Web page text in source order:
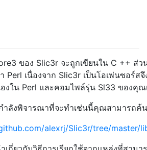
ของ Slic3r จะถูกเขียนใน C ++ ส่
Perl เนื่องจาก Slic3r เป็นโอเพ่นซอร์
งใน Perl และคอมไพล์รุ่น Sl33 ของคุณ
ลังพิจารณาที่จะทำเช่นนี้คุณสามารถค้
alexrj/Slic3r/tree/master/